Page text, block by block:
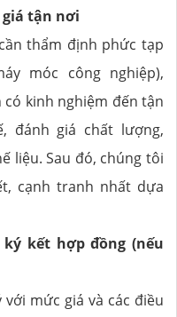
giá tận nơi
thẩm định phức tạp
móc công nghiệp),
kinh nghiệm đến tận
đánh giá chất lượng,
liệu. Sau đó, chúng tôi
cạnh tranh nhất dựa
kết hợp đồng (nếu
mức giá và các điều